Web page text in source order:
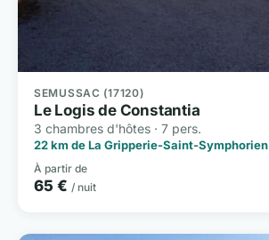
SEMUSSAC (17120)
Le Logis de Constantia
3 chambres d'hôtes · 7 pers.
22 km de La Gripperie-Saint-Symphorien
À partir de
65 € / nuit